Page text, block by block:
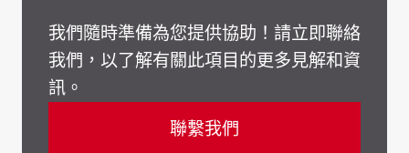
我們隨時準備為您提供協助！請立即聯絡
我們，以了解有關此項目的更多見解和資
訊。
聯繫我們